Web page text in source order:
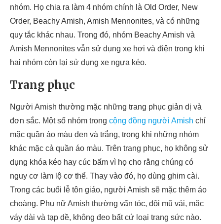
nhóm. Họ chia ra làm 4 nhóm chính là Old Order, New
Order, Beachy Amish, Amish Mennonites, và có những
quy tắc khác nhau. Trong đó, nhóm Beachy Amish và
Amish Mennonites vẫn sử dụng xe hơi và điện trong khi
hai nhóm còn lại sử dụng xe ngựa kéo.
Trang phục
Người Amish thường mặc những trang phục giản dị và
đơn sắc. Một số nhóm trong cộng đồng người Amish chỉ
mặc quần áo màu đen và trắng, trong khi những nhóm
khác mặc cả quần áo màu. Trên trang phục, họ không sử
dụng khóa kéo hay cúc bấm vì họ cho rằng chúng có
nguy cơ làm lộ cơ thể. Thay vào đó, họ dùng ghim cài.
Trong các buổi lễ tôn giáo, người Amish sẽ mặc thêm áo
choàng. Phụ nữ Amish thường vấn tóc, đội mũ vải, mặc
váy dài và tạp dề, không đeo bất cứ loại trang sức nào.